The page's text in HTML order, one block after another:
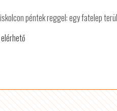
péntek reggel: egy fatelep